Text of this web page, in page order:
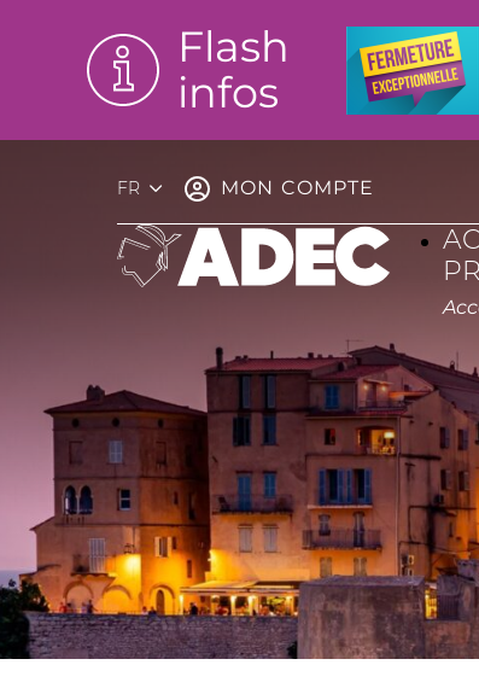
Flash
infos
FR MON COMPTE